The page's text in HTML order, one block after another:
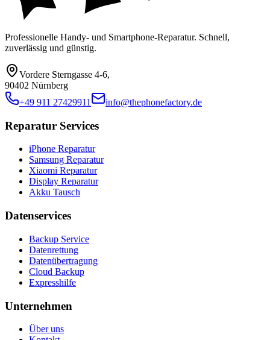
Professionelle Handy- und Smartphone-Reparatur. Schnell,
zuverlässig und günstig.
Vordere Sterngasse 4-6,
90402 Nürnberg
+49 911 27429911
info@thephonefactory.de
Reparatur Services
iPhone Reparatur
Samsung Reparatur
Xiaomi Reparatur
Display Reparatur
Akku Tausch
Datenservices
Backup Service
Datenrettung
Datenübertragung
Cloud Backup
Expresshilfe
Unternehmen
Über uns